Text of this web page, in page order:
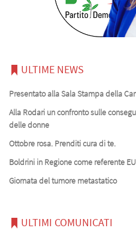
ULTIME NEWS
Presentato alla Sala Stampa della
Alla Rodari un confronto sulle
delle donne
Ottobre rosa. Prenditi cura di te.
Boldrini in Regione come referente
Giornata del tumore metastatico
ULTIMI COMUNICATI